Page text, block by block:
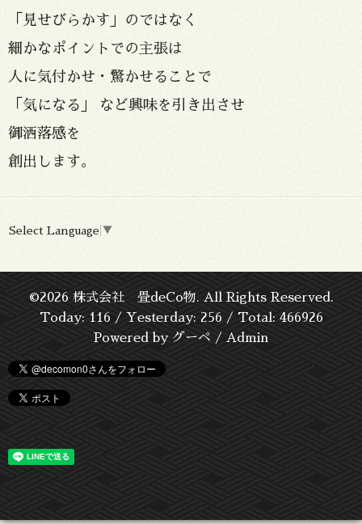
「見せびらかす」のではなく
細かなポイントでの主張は
人に気付かせ・驚かせることで
「気になる」 など興味を引き出させ
御洒落感を
創出します。
Select Language ▼
©2026 株式会社 畳deCo物. All Rights Reserved.
Today: 116 / Yesterday: 256 / Total: 466926
Powered by グーペ / Admin